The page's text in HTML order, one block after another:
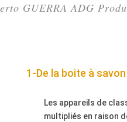
GUERRA ADG
1-De la boite à
Les appareils de
multipliés en raison